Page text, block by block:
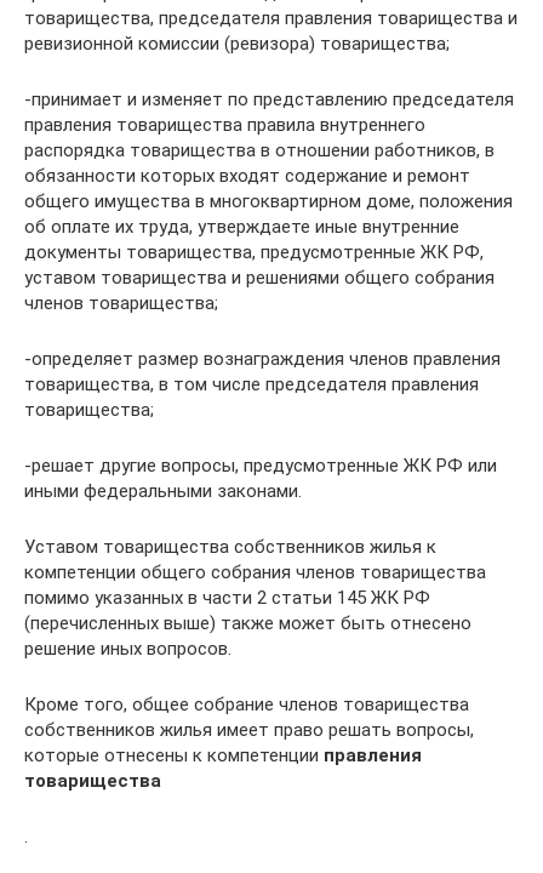
товарищества, председателя правления товарищества и
ревизионной комиссии (ревизора) товарищества;
-принимает и изменяет по представлению председателя
правления товарищества правила внутреннего
распорядка товарищества в отношении работников, в
обязанности которых входят содержание и ремонт
общего имущества в многоквартирном доме, положения
об оплате их труда, утверждаете иные внутренние
документы товарищества, предусмотренные ЖК РФ,
уставом товарищества и решениями общего собрания
членов товарищества;
-определяет размер вознаграждения членов правления
товарищества, в том числе председателя правления
товарищества;
-решает другие вопросы, предусмотренные ЖК РФ или
иными федеральными законами.
Уставом товарищества собственников жилья к
компетенции общего собрания членов товарищества
помимо указанных в части 2 статьи 145 ЖК РФ
(перечисленных выше) также может быть отнесено
решение иных вопросов.
Кроме того, общее собрание членов товарищества
собственников жилья имеет право решать вопросы,
которые отнесены к компетенции правления
товарищества
.